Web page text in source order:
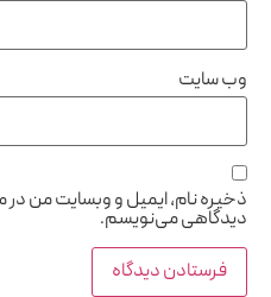
وب‌ سایت
ذخیره نام، ایمیل و وبسایت من در
دیدگاهی می‌نویسم.